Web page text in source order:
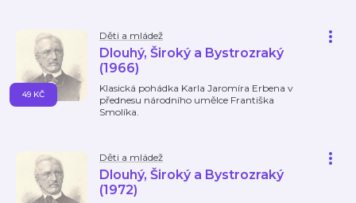
Děti a mládež
Dlouhý, Široký a Bystrozraký
(1966)
Klasická pohádka Karla Jaromíra Erbena v
přednesu národního umělce Františka
Smolíka.
49 KČ
Děti a mládež
Dlouhý, Široký a Bystrozraký
(1972)